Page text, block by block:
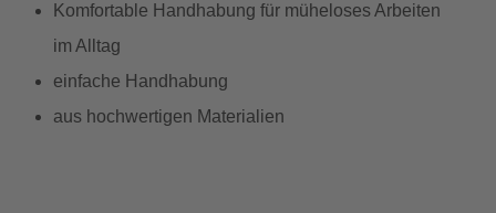
Komfortable Handhabung für müheloses Arbeiten
im Alltag
einfache Handhabung
aus hochwertigen Materialien